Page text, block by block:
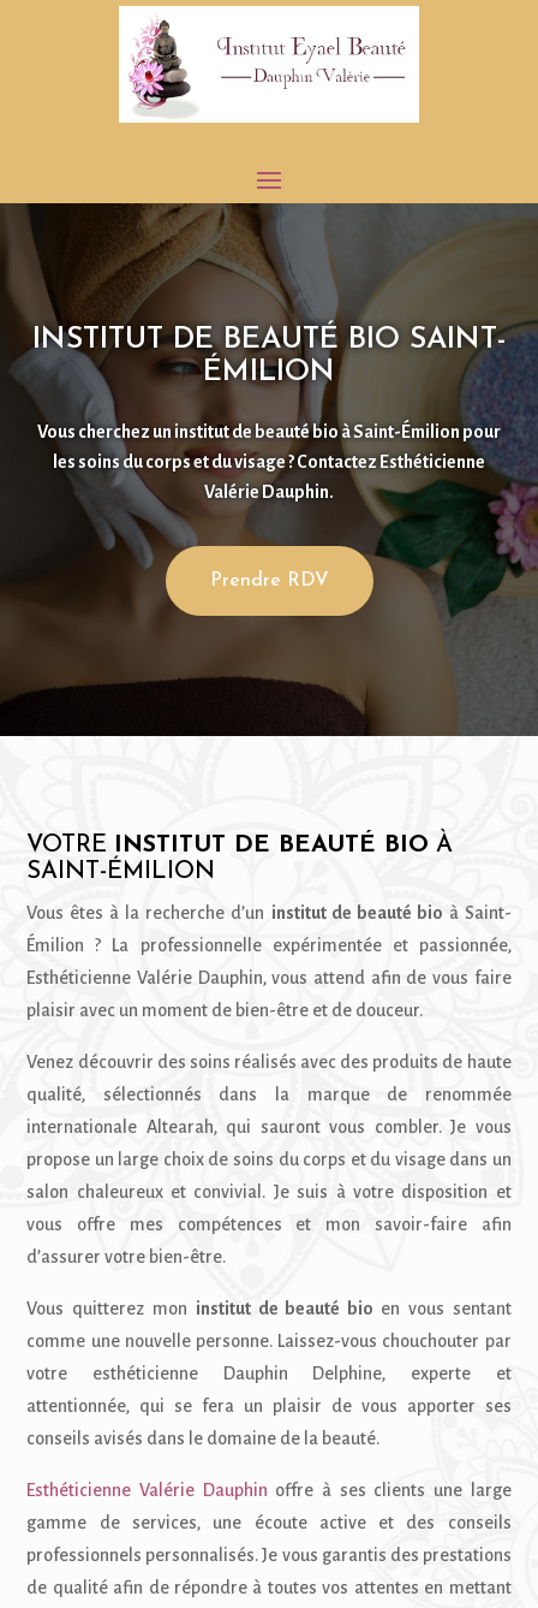
INSTITUT DE BEAUTÉ BIO SAINT-
ÉMILION
Vous cherchez un institut de beauté bio à Saint-Émilion pour
les soins du corps et du visage ? Contactez Esthéticienne
Valérie Dauphin.
Prendre RDV
VOTRE INSTITUT DE BEAUTÉ BIO À
SAINT-ÉMILION
Vous êtes à la recherche d’un institut de beauté bio à Saint-
Émilion ? La professionnelle expérimentée et passionnée,
Esthéticienne Valérie Dauphin, vous attend afin de vous faire
plaisir avec un moment de bien-être et de douceur.
Venez découvrir des soins réalisés avec des produits de haute
qualité, sélectionnés dans la marque de renommée
internationale Altearah, qui sauront vous combler. Je vous
propose un large choix de soins du corps et du visage dans un
salon chaleureux et convivial. Je suis à votre disposition et
vous offre mes compétences et mon savoir-faire afin
d’assurer votre bien-être.
Vous quitterez mon institut de beauté bio en vous sentant
comme une nouvelle personne. Laissez-vous chouchouter par
votre esthéticienne Dauphin Delphine, experte et
attentionnée, qui se fera un plaisir de vous apporter ses
conseils avisés dans le domaine de la beauté.
Esthéticienne Valérie Dauphin offre à ses clients une large
gamme de services, une écoute active et des conseils
professionnels personnalisés. Je vous garantis des prestations
de qualité afin de répondre à toutes vos attentes en mettant